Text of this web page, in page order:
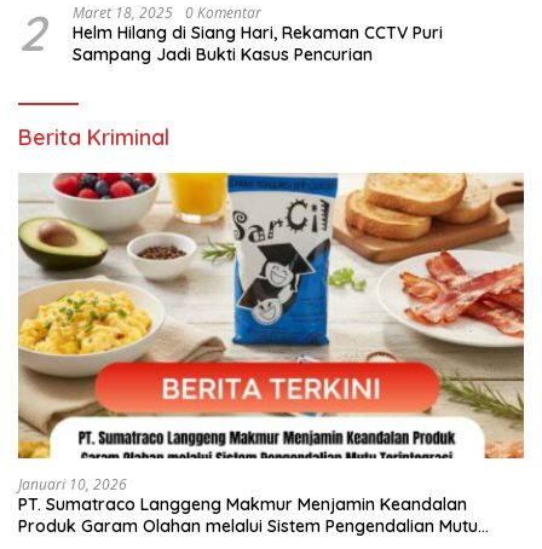
Kegiatan Paskah
2 Maret 18, 2025 0 Komentar
Helm Hilang di Siang Hari, Rekaman CCTV Puri
Sampang Jadi Bukti Kasus Pencurian
Berita Kriminal
Januari 10, 2026
PT. Sumatraco Langgeng Makmur Menjamin Keandalan
Produk Garam Olahan melalui Sistem Pengendalian Mutu